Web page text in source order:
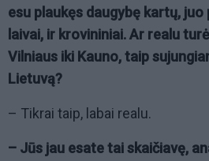
esu plaukęs daugybę kartų,
laivai, ir krovininiai. Ar realu
Vilniaus iki Kauno, taip
Lietuvą?
– Tikrai taip, labai realu.
– Jūs jau esate tai skaičiavę,